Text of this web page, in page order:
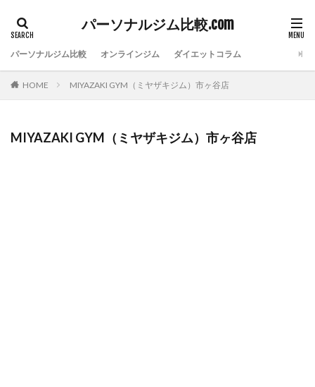
パーソナルジム比較.com
パーソナルジム比較 オンラインジム ダイエットコラム
HOME MIYAZAKI GYM（ミヤザキジム）市ヶ谷店
MIYAZAKI GYM（ミヤザキジム）市ヶ谷店